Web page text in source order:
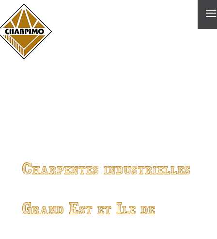
≡
Charpentes industrielles
Grand Est et Ile de